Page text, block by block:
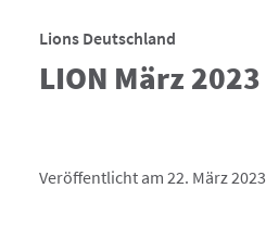
Lions Deutschland
LION März 2023
Veröffentlicht am 22. März 2023